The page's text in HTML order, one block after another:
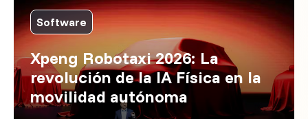
Software
Xpeng Robotaxi 2026: La
revolución de la IA Física en la
movilidad autónoma